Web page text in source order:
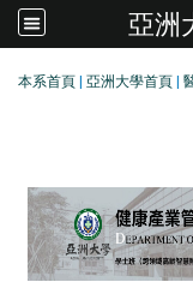
亞洲
本系首頁 亞洲大學首頁